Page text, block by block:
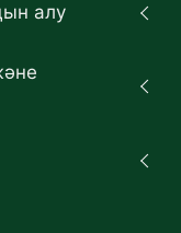
алу